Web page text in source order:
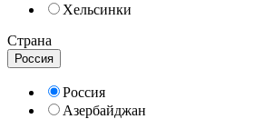
Хельсинки
Страна
Россия
Россия
Азербайджан